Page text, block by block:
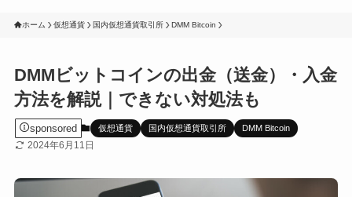
ホーム 仮想通貨 国内仮想通貨取引所 DMM Bitcoin
DMMビットコインの出金（送金）・入金
方法を解説｜できない対処法も
sponsored 仮想通貨 国内仮想通貨取引所 DMM Bitcoin
2024年6月11日